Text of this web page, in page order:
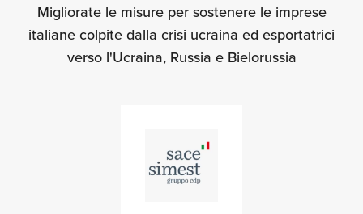
Migliorate le misure per sostenere le imprese
italiane colpite dalla crisi ucraina ed esportatrici
verso l'Ucraina, Russia e Bielorussia